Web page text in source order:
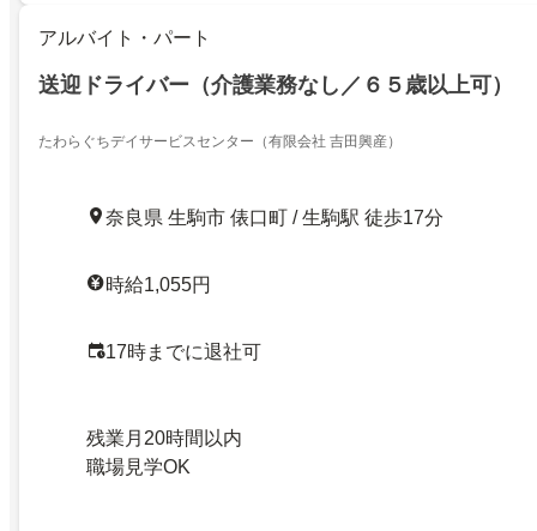
アルバイト・パート
送迎ドライバー（介護業務なし／６５歳以上可）
たわらぐちデイサービスセンター（有限会社 吉田興産）
奈良県 生駒市 俵口町 / 生駒駅 徒歩17分
時給1,055円
17時までに退社可
残業月20時間以内
職場見学OK